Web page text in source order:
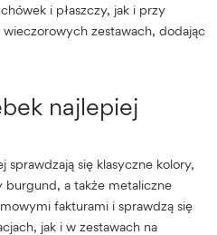
i płaszczy, jak i przy
zestawach, dodając
najlepiej
się klasyczne kolory,
burgund, a także metaliczne
fakturami i sprawdzą się
jak i w zestawach na